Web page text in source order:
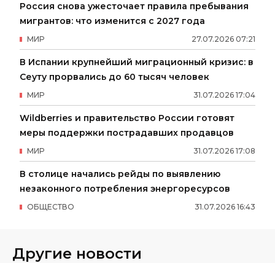
Россия снова ужесточает правила пребывания
мигрантов: что изменится с 2027 года
27.07.2026 07:21
МИР
В Испании крупнейший миграционный кризис: в
Сеуту прорвались до 60 тысяч человек
31.07.2026 17:04
МИР
Wildberries и правительство России готовят
меры поддержки пострадавших продавцов
31.07.2026 17:08
МИР
В столице начались рейды по выявлению
незаконного потребления энергоресурсов
31.07.2026 16:43
ОБЩЕСТВО
Другие новости